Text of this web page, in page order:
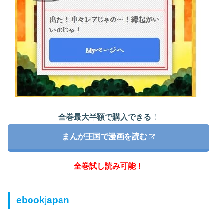
全巻最大半額で購入できる！
まんが王国で漫画を読む
全巻試し読み可能！
ebookjapan